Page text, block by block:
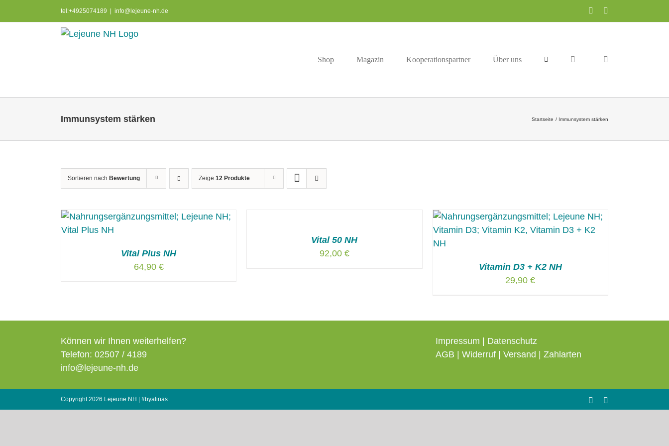
to
tel:+4925074189 info@lejeune-nh.de Facebook
Shop Magazin Kooperationspartner Über uns
Immunsystem stärken Startseite Immunsystem stärken
Sortieren nach Bewertung Zeige 12 Produkte
Vital Plus NH
64,90 €
Vital 50 NH
92,00 €
Vitamin D3 + K2 NH
29,90€
Können wir Ihnen weiterhelfen?
Telefon: 02507 / 4189
info@lejeune-nh.de
Impressum
Datenschutz
AGB |Widerruf |Versand |Zahlarten
Copyright2026 Lejeune NH | #byalinas Facebook